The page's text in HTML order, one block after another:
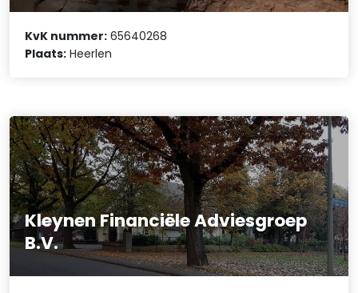
KvK nummer: 65640268
Plaats: Heerlen
Kleynen Financiële Adviesgroep
B.V.